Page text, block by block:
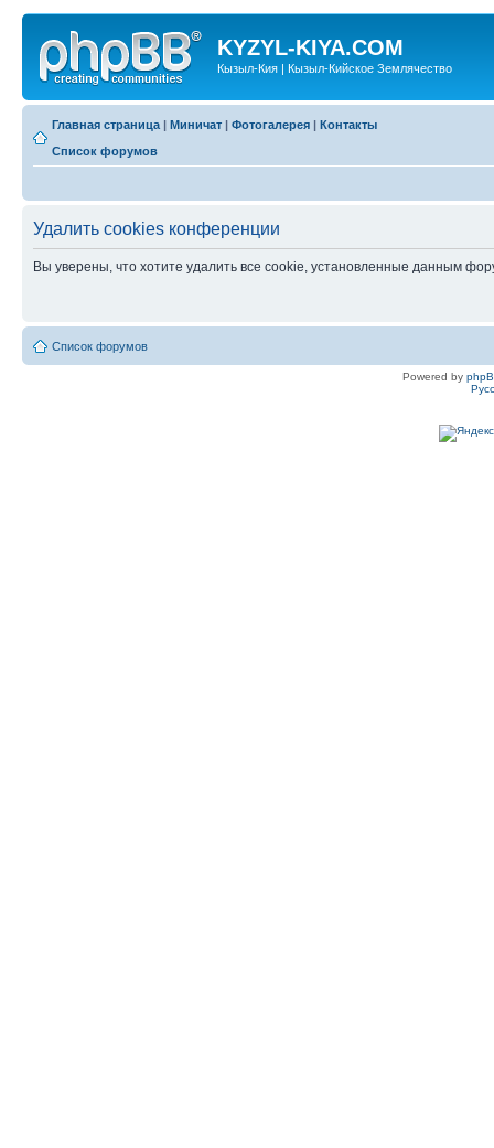
KYZYL-KIYA.COM
Кызыл-Кия | Кызыл-Кийское Землячество
Главная страница | Миничат | Фотогалерея | Контакты
Список форумов
Удалить cookies конференции
Вы уверены, что хотите удалить все cookie, установленные данным
Список форумов
Powered by